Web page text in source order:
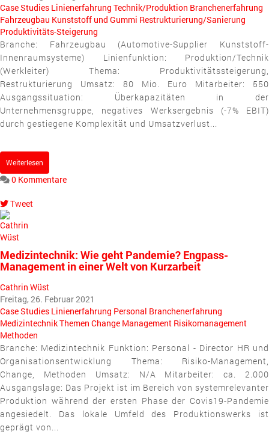
Case Studies Linienerfahrung Technik/Produktion Branchenerfahrung
Fahrzeugbau Kunststoff und Gummi Restrukturierung/Sanierung
Produktivitäts-Steigerung
Branche: Fahrzeugbau (Automotive-Supplier Kunststoff-
Innenraumsysteme) Linienfunktion: Produktion/Technik
(Werkleiter) Thema: Produktivitätssteigerung,
Restrukturierung Umsatz: 80 Mio. Euro Mitarbeiter: 550
Ausgangssituation: Überkapazitäten in der
Unternehmensgruppe, negatives Werksergebnis (-7% EBIT)
durch gestiegene Komplexität und Umsatzverlust...
Weiterlesen
0 Kommentare
Tweet
pinterest
Medizintechnik: Wie geht Pandemie? Engpass-
Management in einer Welt von Kurzarbeit
Cathrin Wüst
Freitag, 26. Februar 2021
Case Studies Linienerfahrung Personal Branchenerfahrung
MedizintechnikThemen Change Management Risikomanagement
Methoden
Branche: Medizintechnik Funktion: Personal - Director HR und
Organisationsentwicklung Thema: Risiko-Management,
Change, Methoden Umsatz: N/A Mitarbeiter: ca. 2.000
Ausgangslage: Das Projekt ist im Bereich von systemrelevanter
Produktion während der ersten Phase der Covis19-Pandemie
angesiedelt. Das lokale Umfeld des Produktionswerks ist
geprägt von...